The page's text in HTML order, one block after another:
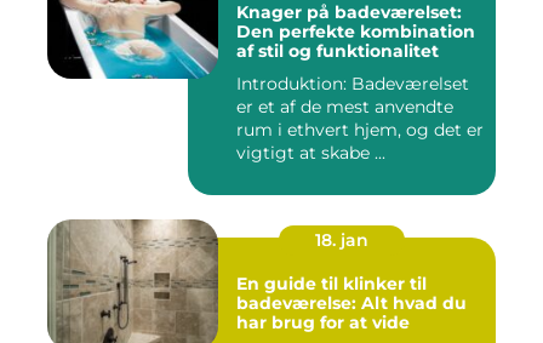
Knager på badeværelset:
Den perfekte kombination
af stil og funktionalitet
Introduktion: Badeværelset
er et af de mest anvendte
rum i ethvert hjem, og det er
vigtigt at skabe ...
18. jan
En guide til klinker til
badeværelse: Alt hvad du
har brug for at vide